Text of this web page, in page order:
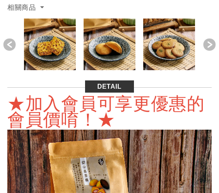
相關商品
Previous
DETAIL
★加入會員可享更優惠的
會員價唷！★